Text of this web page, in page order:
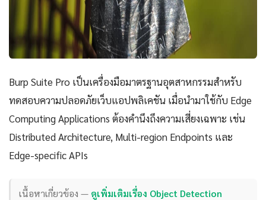
Burp Suite Pro เป็นเครื่องมือมาตรฐานอุตสาหกรรมสำหรับ
ทดสอบความปลอดภัยเว็บแอปพลิเคชัน เมื่อนำมาใช้กับ Edge
Computing Applications ต้องคำนึงถึงความเสี่ยงเฉพาะ เช่น
Distributed Architecture, Multi-region Endpoints และ
Edge-specific APIs
เนื้อหาเกี่ยวข้อง — ดูเพิ่มเติมเรื่อง Object Detection